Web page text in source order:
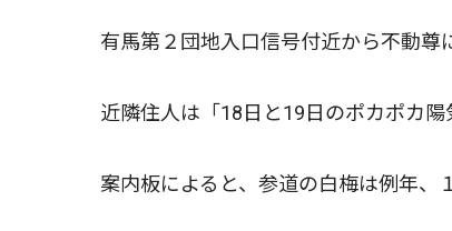
有馬第２団地入口信号付近から不動尊
近隣住人は「18日と19日のポカポカ陽
案内板によると、参道の白梅は例年、